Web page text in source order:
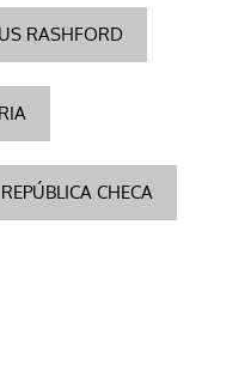
RASHFORD
REPÚBLICA CHECA